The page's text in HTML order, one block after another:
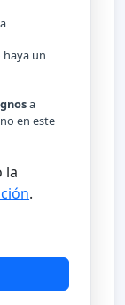
un
a
en este
la
.